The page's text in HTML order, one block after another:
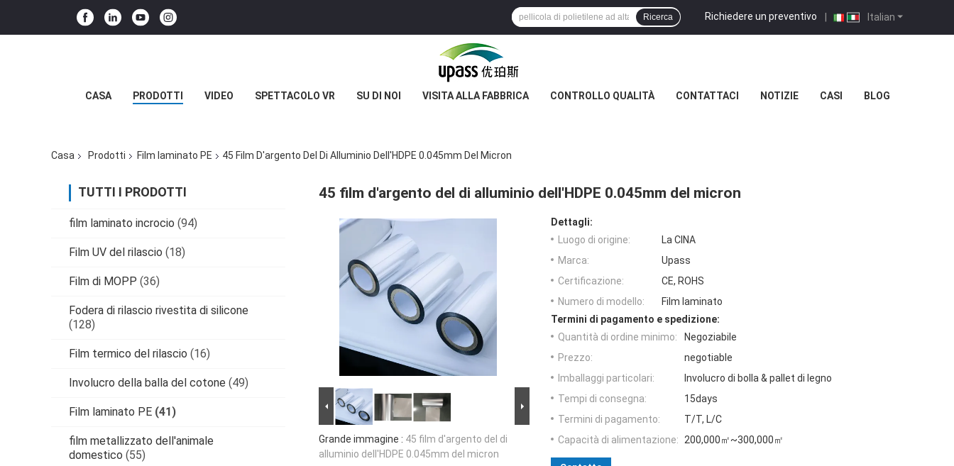
Italian
Richiedere un preventivo |
Ricerca
CASA PRODOTTI VIDEO SPETTACOLO VR SU DI NOI VISITA ALLA FABBRICA CONTROLLO QUALITÀ CONTATTACI NOTIZIE CASI BLOG
Casa Prodotti Film laminato PE 45 Film D'argento Del Di Alluminio Dell'HDPE 0.045mm Del Micron
TUTTI I PRODOTTI
film laminato incrocio (94)
Film UV del rilascio (18)
Film di MOPP (36)
Fodera di rilascio rivestita di silicone
(128)
Film termico del rilascio (16)
Involucro della balla del cotone (49)
Film laminato PE (41)
film metallizzato dell'animale
domestico (55)
45 film d'argento del di alluminio dell'HDPE 0.045mm del micron
Grande immagine : 45 film d'argento del di
alluminio dell'HDPE 0.045mm del micron
Dettagli:
Luogo di origine:
La CINA
Marca:
Upass
Certificazione:
CE, ROHS
Numero di modello:
Film laminato
Termini di pagamento e spedizione:
Quantità di ordine minimo:
Negoziabile
Prezzo:
negotiable
Imballaggi particolari:
Involucro di bolla & pallet di legno
Tempi di consegna:
15days
Termini di pagamento:
T/T, L/C
Capacità di alimentazione: 200,000㎡~300,000㎡